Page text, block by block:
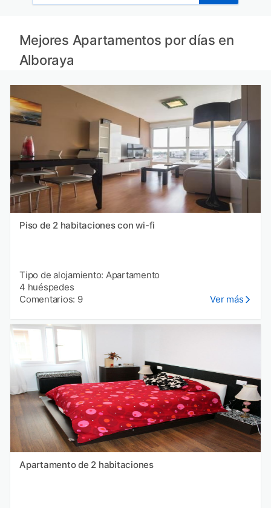
Mejores Apartamentos por días en
Alboraya
Piso de 2 habitaciones con wi-fi
Tipo de alojamiento: Apartamento
4 huéspedes
Comentarios: 9
Ver más
Apartamento de 2 habitaciones